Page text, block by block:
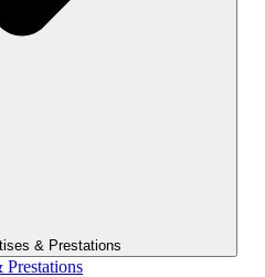
& Prestations
Prestations